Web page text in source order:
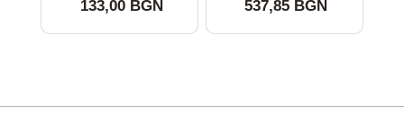
133,00 BGN
multiple
537,85 BGN
multiple